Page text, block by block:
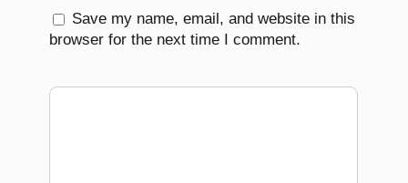
Save my name, email, and website in this
browser for the next time I comment.